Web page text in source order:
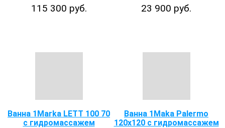
115 300 руб. 23 900 руб.
Ванна 1Marka LETT 100 70
с гидромассажем
Ванна 1Maka Palermo
120х120 с гидромассажем